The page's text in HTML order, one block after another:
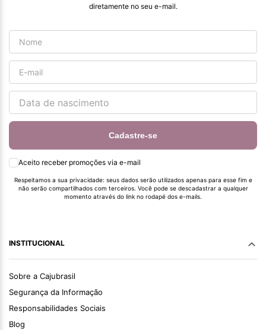
diretamente no seu e-mail.
Cadastre-se
Aceito receber promoções via e-mail
Respeitamos a sua privacidade: seus dados serão utilizados apenas para esse fim e
não serão compartilhados com terceiros. Você pode se descadastrar a qualquer
momento através do link no rodapé dos e-mails.
INSTITUCIONAL
Sobre a Cajubrasil
Segurança da Informação
Responsabilidades Sociais
Blog